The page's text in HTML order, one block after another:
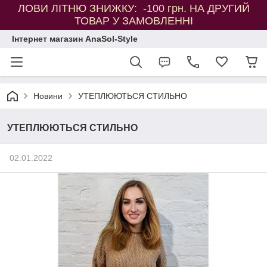
ЛОВИ ЛІТНЮ ЗНИЖКУ: -100 грн. НА ДРУГИЙ
ТОВАР У ЗАМОВЛЕННІ
Інтернет магазин AnaSol-Style
Новини УТЕПЛЮЮТЬСЯ СТИЛЬНО
УТЕПЛЮЮТЬСЯ СТИЛЬНО
02.01.2022